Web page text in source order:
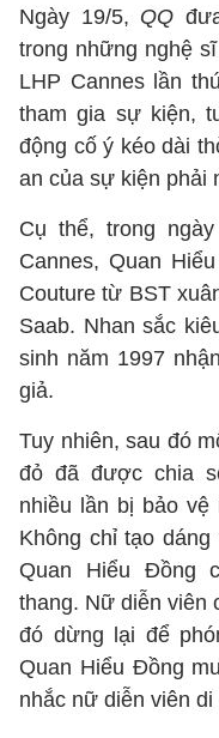
Ngày 19/5, QQ
trong những nghệ
LHP Cannes lần
tham gia sự kiện,
động cố ý kéo dài
an của sự kiện phải
Cụ thể, trong
Cannes, Quan
Couture từ BST
Saab. Nhan sắc
sinh năm 1997
giả.
Tuy nhiên, sau đó
đỏ đã được chia
nhiều lần bị bảo
Không chỉ tạo
Quan Hiểu Đồng
thang. Nữ diễn viên
đó dừng lại để
Quan Hiểu Đồng
nhắc nữ diễn viên di